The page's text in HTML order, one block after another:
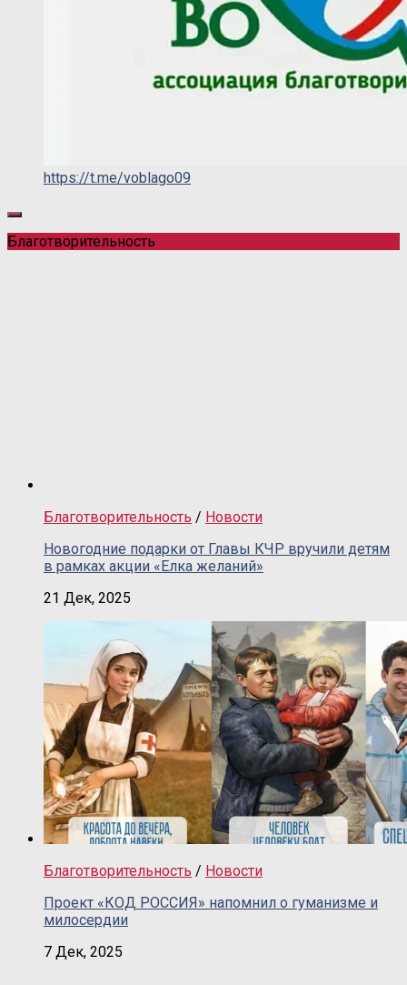
https://t.me/voblago09
Благотворительность
Благотворительность / Новости
Новогодние подарки от Главы КЧР вручили детям
в рамках акции «Елка желаний»
21 Дек, 2025
Благотворительность / Новости
Проект «КОД РОССИЯ» напомнил о гуманизме и
милосердии
7 Дек, 2025